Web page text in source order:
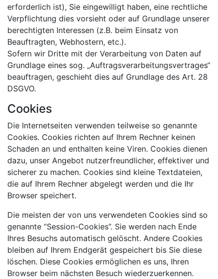
erforderlich ist), Sie eingewilligt haben, eine rechtliche
Verpflichtung dies vorsieht oder auf Grundlage unserer
berechtigten Interessen (z.B. beim Einsatz von
Beauftragten, Webhostern, etc.).
Sofern wir Dritte mit der Verarbeitung von Daten auf
Grundlage eines sog. „Auftragsverarbeitungsvertrages“
beauftragen, geschieht dies auf Grundlage des Art. 28
DSGVO.
Cookies
Die Internetseiten verwenden teilweise so genannte
Cookies. Cookies richten auf Ihrem Rechner keinen
Schaden an und enthalten keine Viren. Cookies dienen
dazu, unser Angebot nutzerfreundlicher, effektiver und
sicherer zu machen. Cookies sind kleine Textdateien,
die auf Ihrem Rechner abgelegt werden und die Ihr
Browser speichert.
Die meisten der von uns verwendeten Cookies sind so
genannte “Session-Cookies”. Sie werden nach Ende
Ihres Besuchs automatisch gelöscht. Andere Cookies
bleiben auf Ihrem Endgerät gespeichert bis Sie diese
löschen. Diese Cookies ermöglichen es uns, Ihren
Browser beim nächsten Besuch wiederzuerkennen.